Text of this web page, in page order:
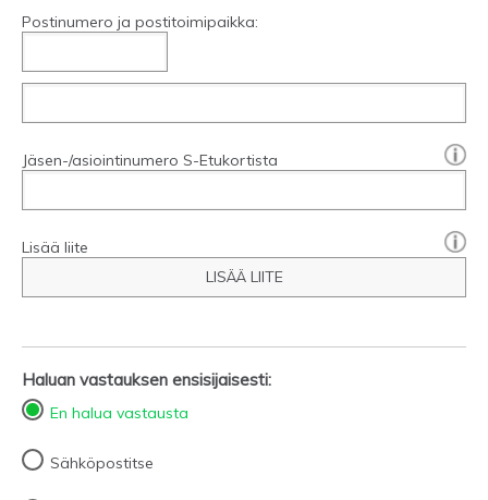
Postinumero ja postitoimipaikka:
Jäsen-/asiointinumero S-Etukortista
Lisää liite
LISÄÄ LIITE
Haluan vastauksen ensisijaisesti:
En halua vastausta
Sähköpostitse